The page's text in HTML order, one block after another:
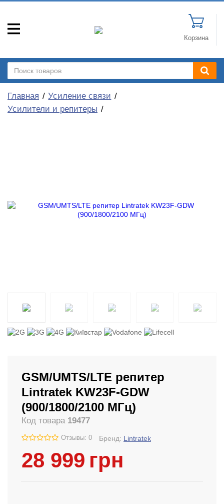
Корзина
Главная
Усиление связи
Усилители и репитеры
GSM/UMTS/LTE репитер
Lintratek KW23F-GDW
(900/1800/2100 МГц)
Код товара 19477
Отзывы: 0 Бренд: Lintratek
28 999 грн